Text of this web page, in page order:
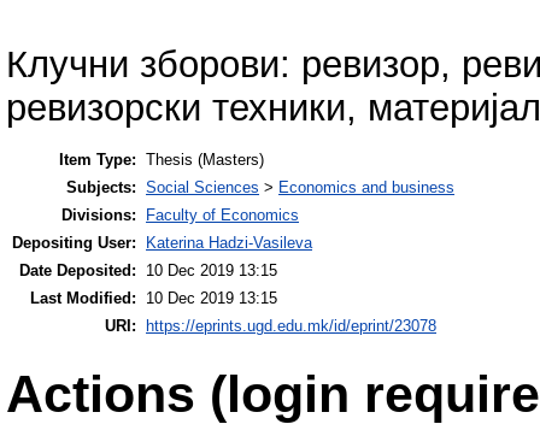
Клучни зборови: ревизор,
ревизорски техники,
Item Type: Thesis (Masters)
Subjects: Social Sciences > Economics and business
Divisions:
Faculty of Economics
Depositing User:
Katerina Hadzi-Vasileva
Date Deposited:
10 Dec 2019 13:15
Last Modified:
10 Dec 2019 13:15
URI:
https://eprints.ugd.edu.mk/id/eprint/23078
Actions (login